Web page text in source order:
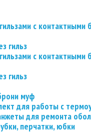
с
гильз
с
гильз
муф
для работы с
для ремонта
перчатки, юбки